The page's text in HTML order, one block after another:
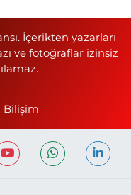
İçerikten yazarları
ve fotoğraflar izinsiz
Bilişim